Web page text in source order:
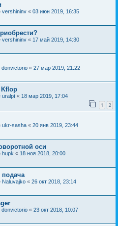
vershininv « 03 июн 2019, 16:35
vershininv « 17 май 2019, 14:30
donvictorio « 27 мар 2019, 21:22
uralpt « 18 мар 2019, 17:04
1 2
ukr-sasha « 20 янв 2019, 23:44
оси
hupk « 18 ноя 2018, 20:00
Naluvajko « 26 окт 2018, 23:14
donvictorio « 23 окт 2018, 10:07